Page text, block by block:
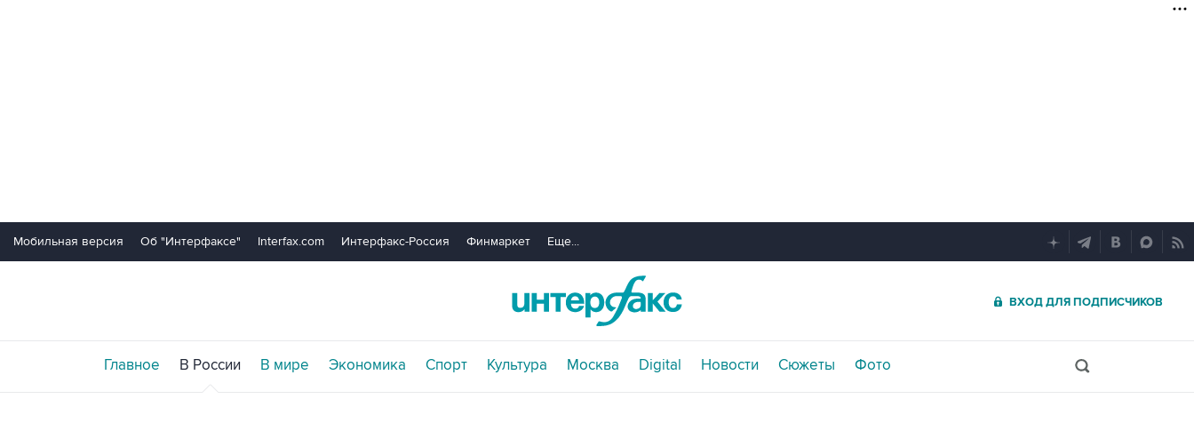
Мобильная версия Об "Интерфаксе" Interfax.com Интерфакс-Россия Финмаркет Еще...
ВХОД ДЛЯ ПОДПИСЧИКОВ
Главное В России В мире Экономика Спорт Культура Москва Digital Новости Сюжеты Фото